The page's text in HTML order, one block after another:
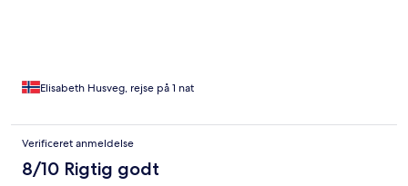
Elisabeth Husveg, rejse på 1 nat
Verificeret anmeldelse
8/10 Rigtig godt